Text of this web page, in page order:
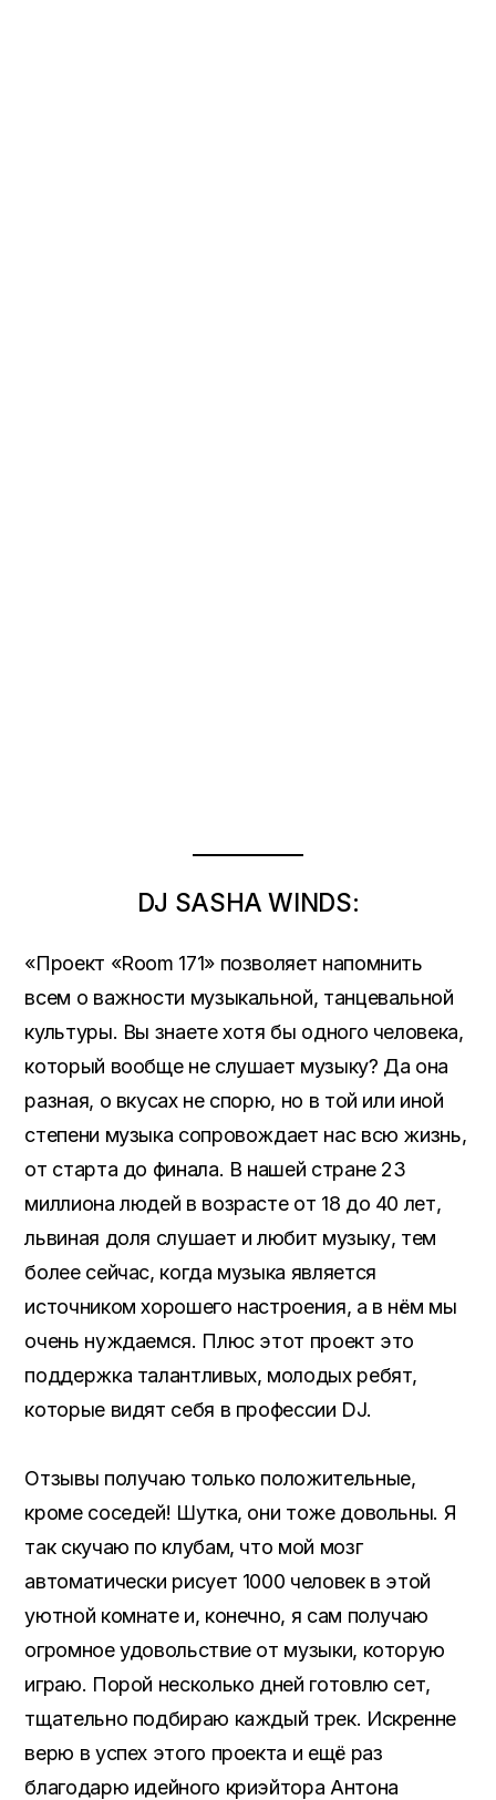
DJ SASHA WINDS:
«Проект «Room 171» позволяет напомнить
всем о важности музыкальной, танцевальной
культуры. Вы знаете хотя бы одного человека,
который вообще не слушает музыку? Да она
разная, о вкусах не спорю, но в той или иной
степени музыка сопровождает нас всю жизнь,
от старта до финала. В нашей стране 23
миллиона людей в возрасте от 18 до 40 лет,
львиная доля слушает и любит музыку, тем
более сейчас, когда музыка является
источником хорошего настроения, а в нём мы
очень нуждаемся. Плюс этот проект это
поддержка талантливых, молодых ребят,
которые видят себя в профессии DJ.
Отзывы получаю только положительные,
кроме соседей! Шутка, они тоже довольны. Я
так скучаю по клубам, что мой мозг
автоматически рисует 1000 человек в этой
уютной комнате и, конечно, я сам получаю
огромное удовольствие от музыки, которую
играю. Порой несколько дней готовлю сет,
тщательно подбираю каждый трек. Искренне
верю в успех этого проекта и ещё раз
благодарю идейного криэйтора Антона